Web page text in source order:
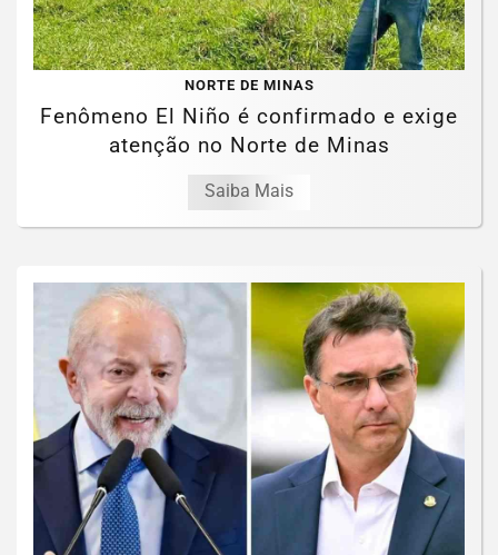
NORTE DE MINAS
Fenômeno El Niño é confirmado e exige
atenção no Norte de Minas
Saiba Mais